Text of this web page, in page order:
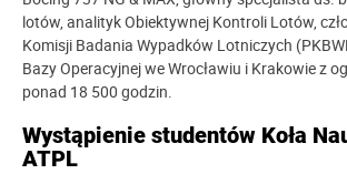
lotów, analityk Obiektywnej Kontroli Lotów,
Komisji Badania Wypadków Lotniczych
Bazy Operacyjnej we Wrocławiu i Krakowie z
ponad 18 500 godzin.
Wystąpienie studentów Koła
ATPL